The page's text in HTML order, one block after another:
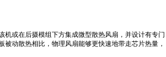
机或在后摄模组下方集成微型散热风扇，并设计有专门
动散热相比，物理风扇能够更快速地带走芯片热量，